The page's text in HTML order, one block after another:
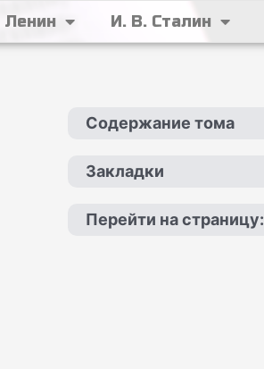
Ленин И. В. Сталин
Содержание тома
Закладки
Перейти на страницу: